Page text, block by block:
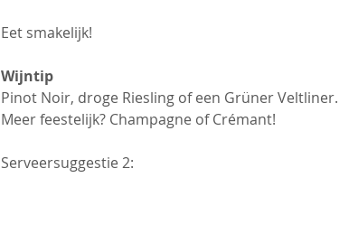
Eet smakelijk!
Wijntip
Pinot Noir, droge Riesling of een Grüner Veltliner.
Meer feestelijk? Champagne of Crémant!
Serveersuggestie 2: